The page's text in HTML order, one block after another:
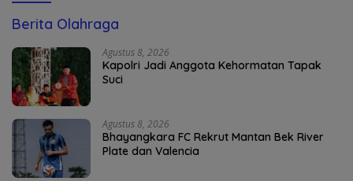
Berita Olahraga
Agustus 8, 2026
Kapolri Jadi Anggota Kehormatan Tapak
Suci
Agustus 8, 2026
Bhayangkara FC Rekrut Mantan Bek River
Plate dan Valencia